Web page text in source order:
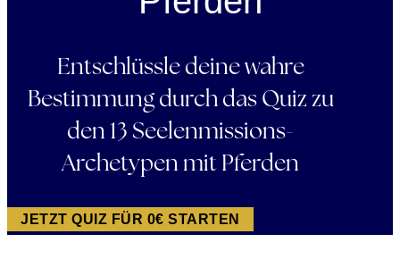
Entschlüssle deine wahre
Bestimmung durch das Quiz zu
den 13 Seelenmissions-
Archetypen mit Pferden
JETZT QUIZ FÜR 0€ STARTEN